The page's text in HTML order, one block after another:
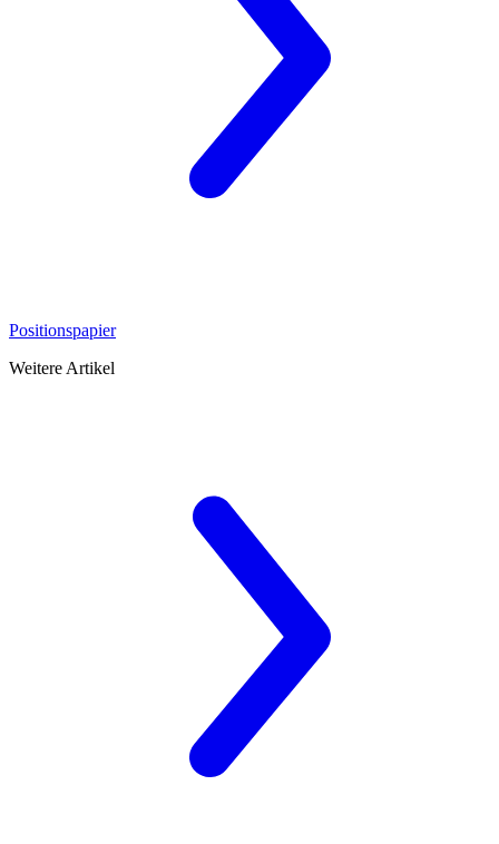
Positionspapier
Weitere Artikel